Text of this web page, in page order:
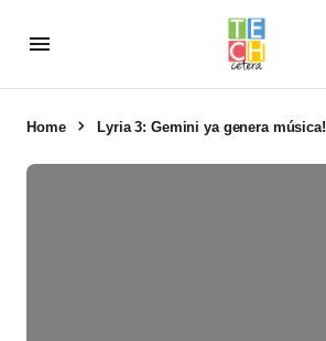
Home Lyria 3: Gemini ya genera música!